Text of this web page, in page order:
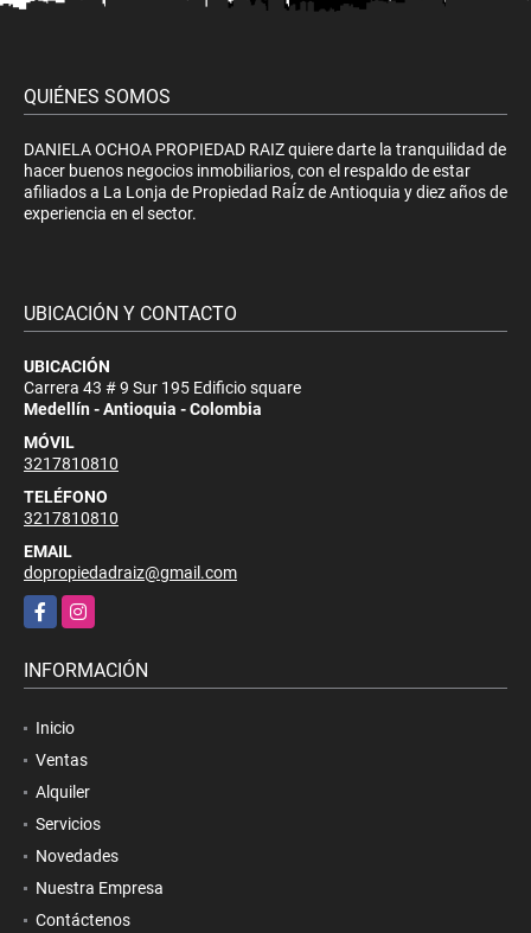
QUIÉNES SOMOS
DANIELA OCHOA PROPIEDAD RAIZ quiere darte la tranquilidad de
hacer buenos negocios inmobiliarios, con el respaldo de estar
afiliados a La Lonja de Propiedad RaÍz de Antioquia y diez años de
experiencia en el sector.
UBICACIÓN Y CONTACTO
UBICACIÓN
Carrera 43 # 9 Sur 195 Edificio square
Medellín - Antioquia - Colombia
MÓVIL
3217810810
TELÉFONO
3217810810
EMAIL
dopropiedadraiz@gmail.com
FacebookInstagram
INFORMACIÓN
Inicio
Ventas
Alquiler
Servicios
Novedades
Nuestra Empresa
Contáctenos